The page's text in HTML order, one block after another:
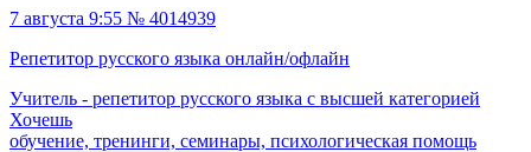
7 августа 9:55 № 4014939
Репетитор русского языка онлайн/офлайн
Учитель - репетитор русского языка с высшей категорией
Хочешь
обучение, тренинги, семинары, психологическая помощь